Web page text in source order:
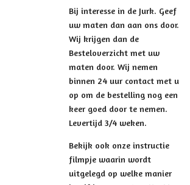
Bij interesse in de Jurk. Geef
uw maten dan aan ons door.
Wij krijgen dan de
Besteloverzicht met uw
maten door. Wij nemen
binnen 24 uur contact met u
op om de bestelling nog een
keer goed door te nemen.
Levertijd 3/4 weken.
Bekijk ook onze instructie
filmpje waarin wordt
uitgelegd op welke manier